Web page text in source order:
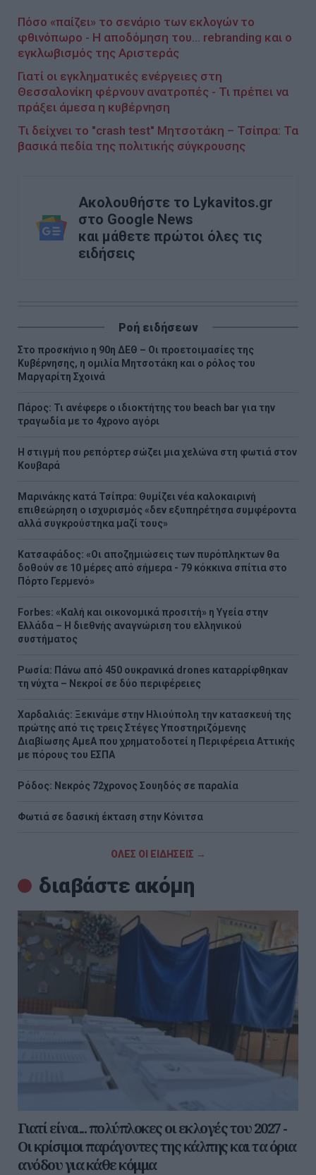
Πόσο «παίζει» το σενάριο των εκλογών το
φθινόπωρο - Η αποδόμηση του... rebranding και ο
εγκλωβισμός της Αριστεράς
Γιατί οι εγκληματικές ενέργειες στη
Θεσσαλονίκη φέρνουν ανατροπές - Τι πρέπει να
πράξει άμεσα η κυβέρνηση
Τι δείχνει το "crash test" Μητσοτάκη – Τσίπρα: Τα
βασικά πεδία της πολιτικής σύγκρουσης
Ακολουθήστε το Lykavitos.gr
στο Google News
και μάθετε πρώτοι όλες τις
ειδήσεις
Ροή ειδήσεων
Στο προσκήνιο η 90η ΔΕΘ – Οι προετοιμασίες της
Κυβέρνησης, η ομιλία Μητσοτάκη και ο ρόλος του
Μαργαρίτη Σχοινά
Πάρος: Τι ανέφερε ο ιδιοκτήτης του beach bar για την
τραγωδία με το 4χρονο αγόρι
Η στιγμή που ρεπόρτερ σώζει μια χελώνα στη φωτιά στον
Κουβαρά
Μαρινάκης κατά Τσίπρα: Θυμίζει νέα καλοκαιρινή
επιθεώρηση ο ισχυρισμός «δεν εξυπηρέτησα συμφέροντα
αλλά συγκρούστηκα μαζί τους»
Kατσαφάδος: «Οι αποζημιώσεις των πυρόπληκτων θα
δοθούν σε 10 μέρες από σήμερα - 79 κόκκινα σπίτια στο
Πόρτο Γερμενό»
Forbes: «Καλή και οικονομικά προσιτή» η Υγεία στην
Ελλάδα – Η διεθνής αναγνώριση του ελληνικού
συστήματος
Ρωσία: Πάνω από 450 ουκρανικά drones καταρρίφθηκαν
τη νύχτα – Νεκροί σε δύο περιφέρειες
Χαρδαλιάς: Ξεκινάμε στην Ηλιούπολη την κατασκευή της
πρώτης από τις τρεις Στέγες Υποστηριζόμενης
Διαβίωσης ΑμεΑ που χρηματοδοτεί η Περιφέρεια Αττικής
με πόρους του ΕΣΠΑ
Ρόδος: Νεκρός 72χρονος Σουηδός σε παραλία
Φωτιά σε δασική έκταση στην Κόνιτσα
ΟΛΕΣ ΟΙ ΕΙΔΗΣΕΙΣ →
διαβάστε ακόμη
Γιατί είναι... πολύπλοκες οι εκλογές του 2027 -
Οι κρίσιμοι παράγοντες της κάλπης και τα όρια
ανόδου για κάθε κόμμα